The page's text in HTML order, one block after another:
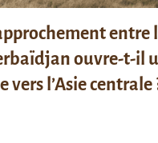
entre
ouvre-t-il
vers l’Asie centrale